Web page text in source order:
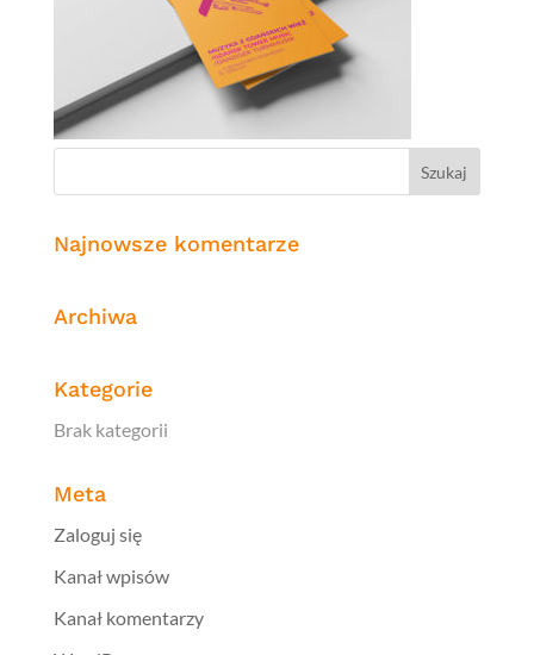
Najnowsze komentarze
Archiwa
Kategorie
Brak kategorii
Meta
Zaloguj się
Kanał wpisów
Kanał komentarzy